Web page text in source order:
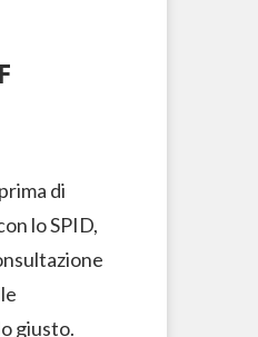
di
lo SPID,
giusto.